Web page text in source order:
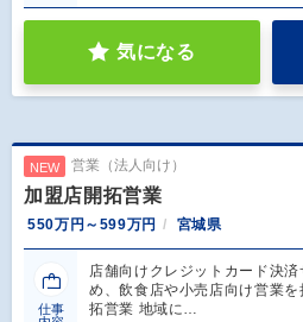
気になる
NEW 営業（法人向け）
加盟店開拓営業
550万円～599万円 宮城県
仕事
店舗向けクレジットカード決
め、飲食店や小売店向け営業
拓営業 地域に…